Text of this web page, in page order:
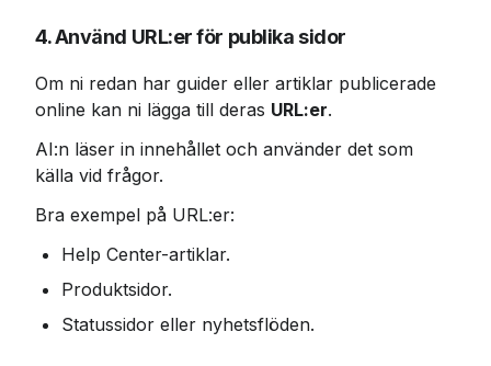
4. Använd URL:er för publika sidor
Om ni redan har guider eller artiklar publicerade
online kan ni lägga till deras URL:er.
AI:n läser in innehållet och använder det som
källa vid frågor.
Bra exempel på URL:er:
Help Center-artiklar.
Produktsidor.
Statussidor eller nyhetsflöden.